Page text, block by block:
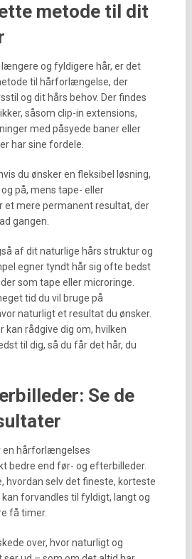
metode til dit
og fyldigere hår, er det
til hårforlængelse, der
og dit hårs behov. Der findes
såsom clip-in extensions,
med påsyede baner eller
har sine fordele.
du ønsker en fleksibel løsning,
på, mens tape- eller
et mere permanent resultat, der
gangen.
af dit naturlige hårs struktur og
egner tyndt hår sig ofte bedst
som tape eller microringe.
tid du vil bruge på
naturligt et resultat du ønsker.
kan rådgive dig om, hvilken
til dig, så du får det hår, du
Se de
en hårforlængelses
bedre end før- og efterbilleder.
hvordan selv det fineste, korteste
forvandles til fyldigt, langt og
få timer.
over, hvor naturligt og